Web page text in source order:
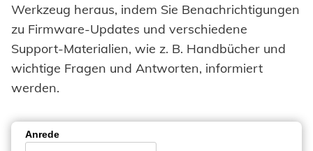
VERBINDER
Blindniete
Blindnietmuttern
Powertrain Fasteners
VERARBEITUNG
Handnietwerkzeuge
Werkzeug heraus, indem Sie Benachrichtigungen
zu Firmware-Updates und verschiedene
Support-Materialien, wie z. B. Handbücher und
wichtige Fragen und Antworten, informiert
werden.
Anrede